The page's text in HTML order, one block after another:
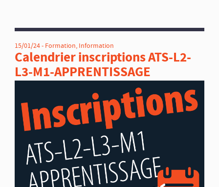
15/01/24 - Formation, Information
Calendrier inscriptions ATS-L2-
L3-M1-APPRENTISSAGE